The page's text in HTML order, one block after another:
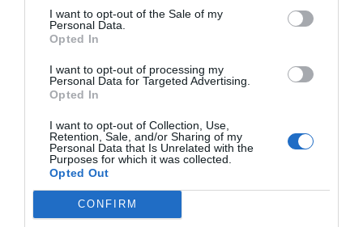
I want to opt-out of the Sale of my
Personal Data.
Opted In
I want to opt-out of processing my
Personal Data for Targeted Advertising.
Opted In
I want to opt-out of Collection, Use,
Retention, Sale, and/or Sharing of my
Personal Data that Is Unrelated with the
Purposes for which it was collected.
Opted Out
CONFIRM